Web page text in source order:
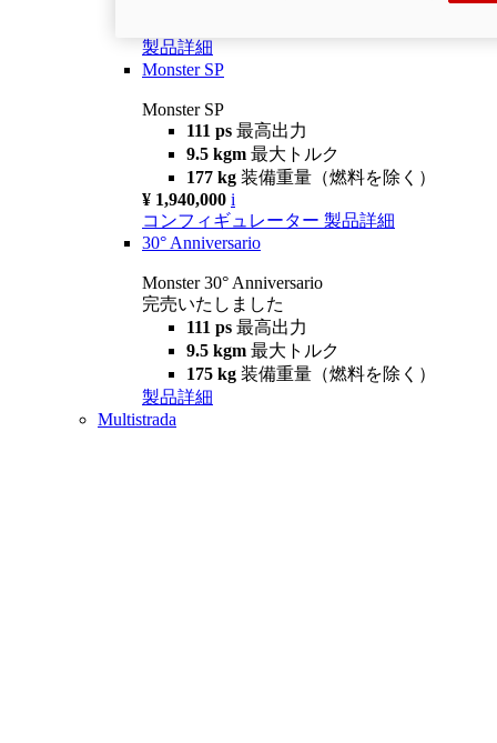
製品詳細
Monster SP
Monster SP
111 ps 最高出力
9.5 kgm 最大トルク
177 kg 装備重量（燃料を除く）
¥ 1,940,000 i
コンフィギュレーター 製品詳細
30° Anniversario
Monster 30° Anniversario
完売いたしました
111 ps 最高出力
9.5 kgm 最大トルク
175 kg 装備重量（燃料を除く）
製品詳細
Multistrada